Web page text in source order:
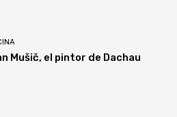
Mušič, el pintor de Dachau